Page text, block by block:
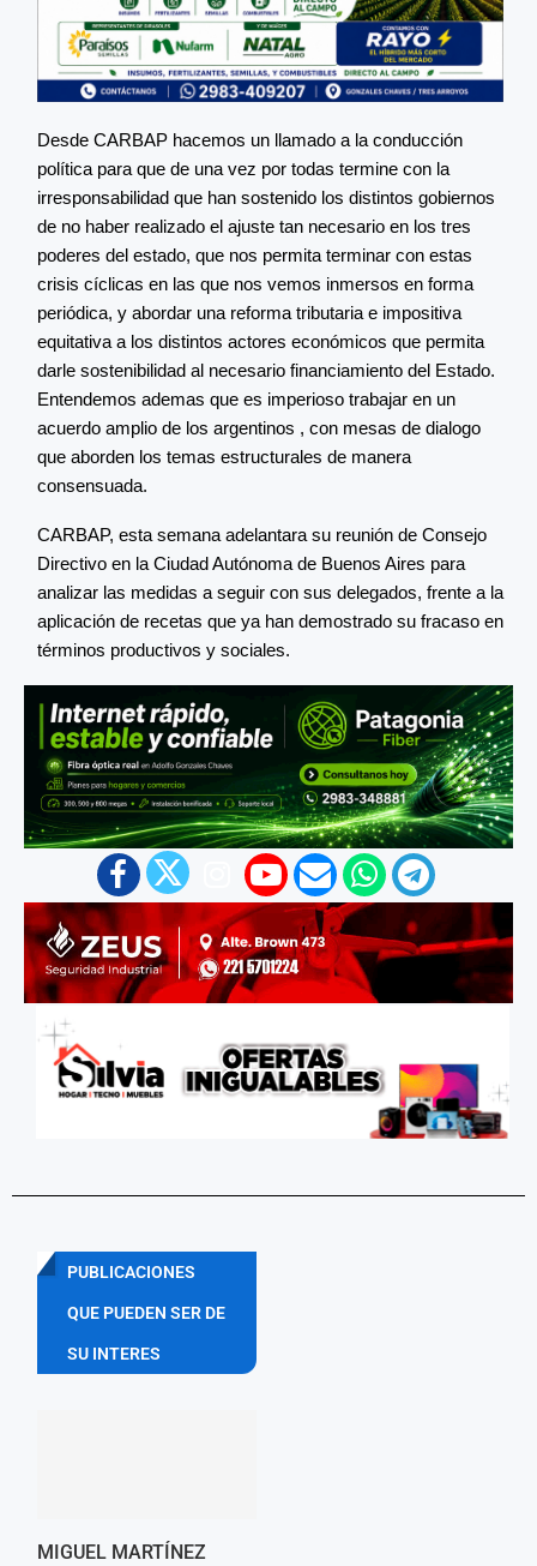
Desde CARBAP hacemos un llamado a la conducción
política para que de una vez por todas termine con la
irresponsabilidad que han sostenido los distintos gobiernos
de no haber realizado el ajuste tan necesario en los tres
poderes del estado, que nos permita terminar con estas
crisis cíclicas en las que nos vemos inmersos en forma
periódica, y abordar una reforma tributaria e impositiva
equitativa a los distintos actores económicos que permita
darle sostenibilidad al necesario financiamiento del Estado.
Entendemos ademas que es imperioso trabajar en un
acuerdo amplio de los argentinos , con mesas de dialogo
que aborden los temas estructurales de manera
consensuada.
CARBAP, esta semana adelantara su reunión de Consejo
Directivo en la Ciudad Autónoma de Buenos Aires para
analizar las medidas a seguir con sus delegados, frente a la
aplicación de recetas que ya han demostrado su fracaso en
términos productivos y sociales.
PUBLICACIONES
QUE PUEDEN SER DE
SU INTERES
MIGUEL MARTÍNEZ